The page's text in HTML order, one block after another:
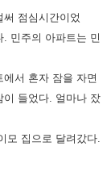
점심시간이었
민주의 아파트는 민
서 혼자 잠을 자면
들었다. 얼마나 잤
모 집으로 달려갔다.